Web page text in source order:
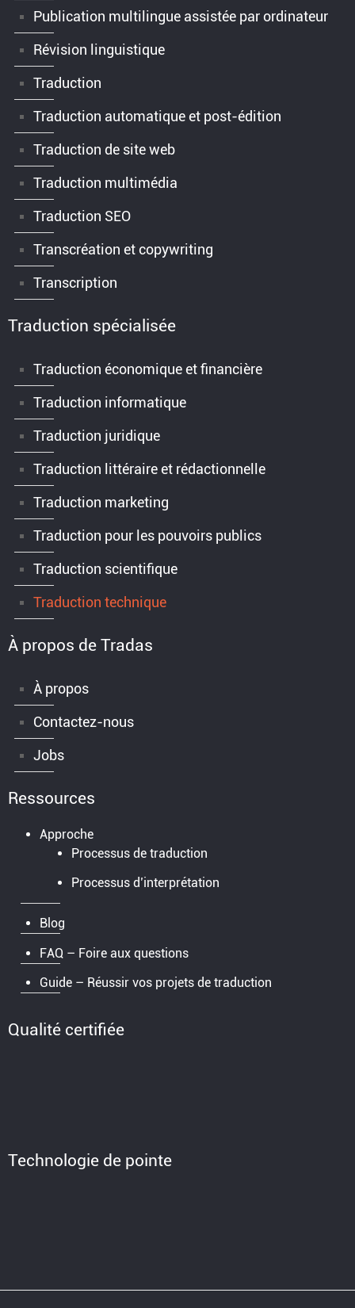
Publication multilingue assistée par ordinateur
Révision linguistique
Traduction
Traduction automatique et post-édition
Traduction de site web
Traduction multimédia
Traduction SEO
Transcréation et copywriting
Transcription
Traduction spécialisée
Traduction économique et financière
Traduction informatique
Traduction juridique
Traduction littéraire et rédactionnelle
Traduction marketing
Traduction pour les pouvoirs publics
Traduction scientifique
Traduction technique
À propos de Tradas
À propos
Contactez-nous
Jobs
Ressources
Approche
Processus de traduction
Processus d’interprétation
Blog
FAQ – Foire aux questions
Guide – Réussir vos projets de traduction
Qualité certifiée
Technologie de pointe